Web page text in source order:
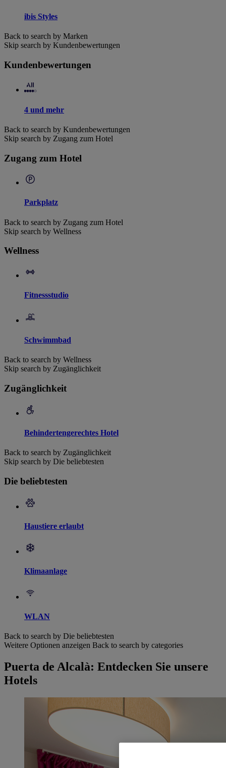
ibis Styles
Back to search by Marken
Skip search by Kundenbewertungen
Kundenbewertungen
4 und mehr
Back to search by Kundenbewertungen
Skip search by Zugang zum Hotel
Zugang zum Hotel
Parkplatz
Back to search by Zugang zum Hotel
Skip search by Wellness
Wellness
Fitnessstudio
Schwimmbad
Back to search by Wellness
Skip search by Zugänglichkeit
Zugänglichkeit
Behindertengerechtes Hotel
Back to search by Zugänglichkeit
Skip search by Die beliebtesten
Die beliebtesten
Haustiere erlaubt
Klimaanlage
WLAN
Back to search by Die beliebtesten
Weitere Optionen anzeigen Back to search by categories
Puerta de Alcalà: Entdecken Sie unsere
Hotels